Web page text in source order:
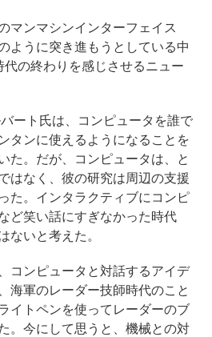
マンマシンインターフェイス
ように突き進もうとしている中
の終わりを感じさせるニュー
ート氏は、コンピュータを誰で
タンに使えるようになることを
た。だが、コンピュータは、と
はなく、彼の研究は周辺の支援
た。インタラクティブにコンピ
ど笑い話にすぎなかった時代
ないと考えた。
コンピュータと対話するアイデ
海軍のレーダー技師時代のこと
イトペンを使ってレーダーのブ
。今にして思うと、機械との対